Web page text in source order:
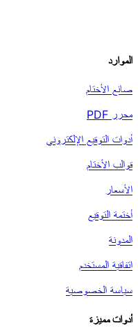
الموارد
صانع الأختام
محرر PDF
أدوات التوقيع الإلكتروني
قوالب الأختام
الأسعار
أختمة التوقيع
المدونة
اتفاقية المستخدم
سياسة الخصوصية
أدوات مميزة